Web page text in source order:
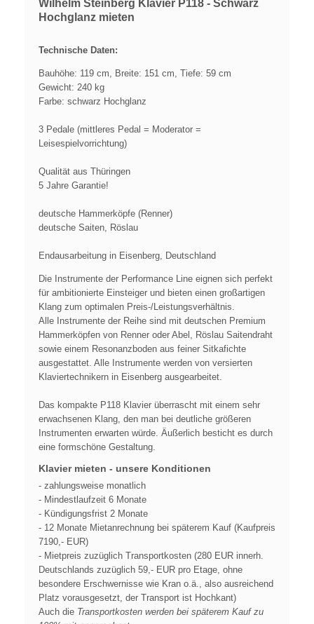
Wilhelm Steinberg Klavier P118 - Schwarz
Hochglanz mieten
Technische Daten:
Bauhöhe: 119 cm, Breite: 151 cm, Tiefe: 59 cm
Gewicht: 240 kg
Farbe: schwarz Hochglanz
3 Pedale (mittleres Pedal = Moderator =
Leisespielvorrichtung)
Qualität aus Thüringen
5 Jahre Garantie!
deutsche Hammerköpfe (Renner)
deutsche Saiten, Röslau
Endausarbeitung in Eisenberg, Deutschland
Die Instrumente der Performance Line eignen sich perfekt
für ambitionierte Einsteiger und bieten einen großartigen
Klang zum optimalen Preis-/Leistungsverhältnis.
Alle Instrumente der Reihe sind mit deutschen Premium
Hammerköpfen von Renner oder Abel, Röslau Saitendraht
sowie einem Resonanzboden aus feiner Sitkafichte
ausgestattet. Alle Instrumente werden von versierten
Klaviertechnikern in Eisenberg ausgearbeitet.
Das kompakte P118 Klavier überrascht mit einem sehr
erwachsenen Klang, den man bei deutliche größeren
Instrumenten erwarten würde. Äußerlich besticht es durch
eine formschöne Gestaltung.
Klavier mieten - unsere Konditionen
- zahlungsweise monatlich
- Mindestlaufzeit 6 Monate
- Kündigungsfrist 2 Monate
- 12 Monate Mietanrechnung bei späterem Kauf (Kaufpreis
7190,- EUR)
- Mietpreis zuzüglich Transportkosten (280 EUR innerh.
Deutschlands zuzüglich 59,- EUR pro Etage, ohne
besondere Erschwernisse wie Kran o.ä., also ausreichend
Platz vorausgesetzt, der Transport ist Hochkant)
Auch die Transportkosten werden bei späterem Kauf zu